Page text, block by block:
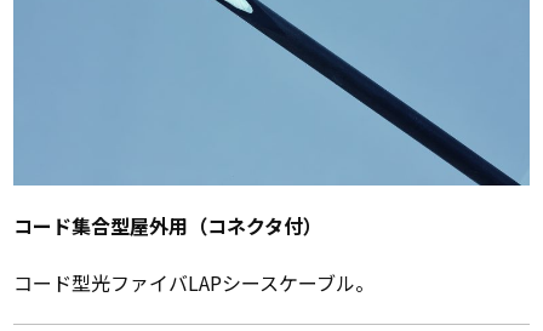
コード集合型屋外用（コネクタ付）
コード型光ファイバLAPシースケーブル。